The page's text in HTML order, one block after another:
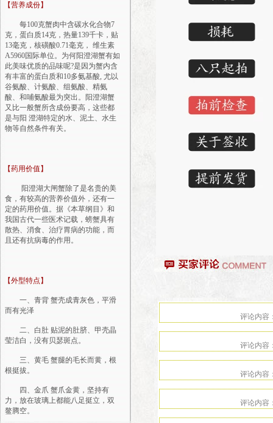
【营养成份】
每100克蟹肉中含碳水化合物7
克，蛋白质14克，热量139千卡，贴
13毫克，核磺酸0.71毫克， 维生素
A5960国际单位。为何阳澄湖蟹有如
此美味优质的品味呢?是因为蟹内含
有丰富的蛋白质和10多氨基酸, 尤以
谷氨酸、计氨酸、组氨酸、精氨
酸、和哺氨酸最为突出。阳澄湖蟹
又比一般蟹所含成份要高，这些都
是与阳 澄湖特定的水、泥土、水生
物等自然条件有关。
【药用价值】
阳澄湖大闸蟹除了是名贵的美
食，有较高的营养价值外，还有一
定的药用价值。据《本草纲目》和
我国古代一些医术记载，螃蟹具有
散热、消食、治疗胃病的功能，而
且还有抗病毒的作用。
【外型特点】
一、青背 蟹壳成青灰色，平滑
而有光泽
二、白肚 贴泥的肚脐、甲壳晶
莹洁白，没有贝瑟斑点。
三、黄毛 蟹腿的毛长而黄，根
根挺拔。
四、金爪 蟹爪金黄，坚持有
力，放在玻璃上都能八足挺立，双
鳌腾空。